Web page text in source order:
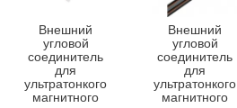
Внешний
угловой
соединитель
для
ультратонкого
магнитного
Внешний
угловой
соединитель
для
ультратонкого
магнитного